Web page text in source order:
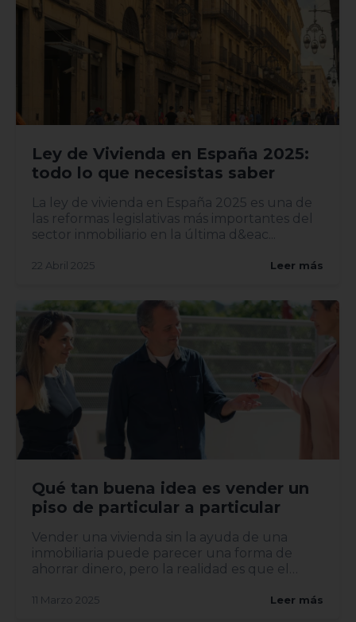
Ley de Vivienda en España 2025:
todo lo que necesistas saber
La ley de vivienda en España 2025 es una de
las reformas legislativas más importantes del
sector inmobiliario en la última d&eac...
22 Abril 2025 Leer más
Qué tan buena idea es vender un
piso de particular a particular
Vender una vivienda sin la ayuda de una
inmobiliaria puede parecer una forma de
ahorrar dinero, pero la realidad es que el
11 Marzo 2025 Leer más